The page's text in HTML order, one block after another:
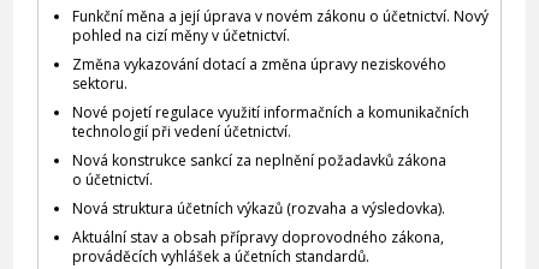
Funkční měna a její úprava v novém zákonu o účetnictví. Nový
pohled na cizí měny v účetnictví.
Změna vykazování dotací a změna úpravy neziskového
sektoru.
Nové pojetí regulace využití informačních a komunikačních
technologií při vedení účetnictví.
Nová konstrukce sankcí za neplnění požadavků zákona
o účetnictví.
Nová struktura účetních výkazů (rozvaha a výsledovka).
Aktuální stav a obsah přípravy doprovodného zákona,
prováděcích vyhlášek a účetních standardů.